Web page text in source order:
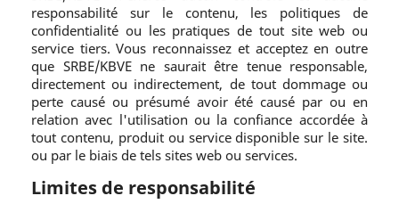
responsabilité sur le contenu, les politiques de
confidentialité ou les pratiques de tout site web ou
service tiers. Vous reconnaissez et acceptez en outre
que SRBE/KBVE ne saurait être tenue responsable,
directement ou indirectement, de tout dommage ou
perte causé ou présumé avoir été causé par ou en
relation avec l'utilisation ou la confiance accordée à
tout contenu, produit ou service disponible sur le site.
ou par le biais de tels sites web ou services.
Limites de responsabilité